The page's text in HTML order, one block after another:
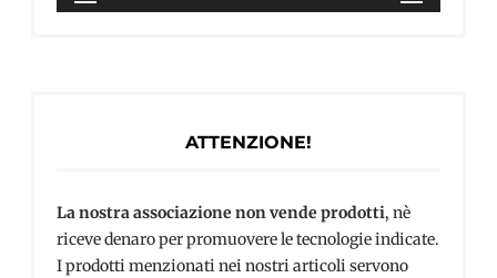
ATTENZIONE!
La nostra associazione non vende prodotti, nè
riceve denaro per promuovere le tecnologie indicate.
I prodotti menzionati nei nostri articoli servono